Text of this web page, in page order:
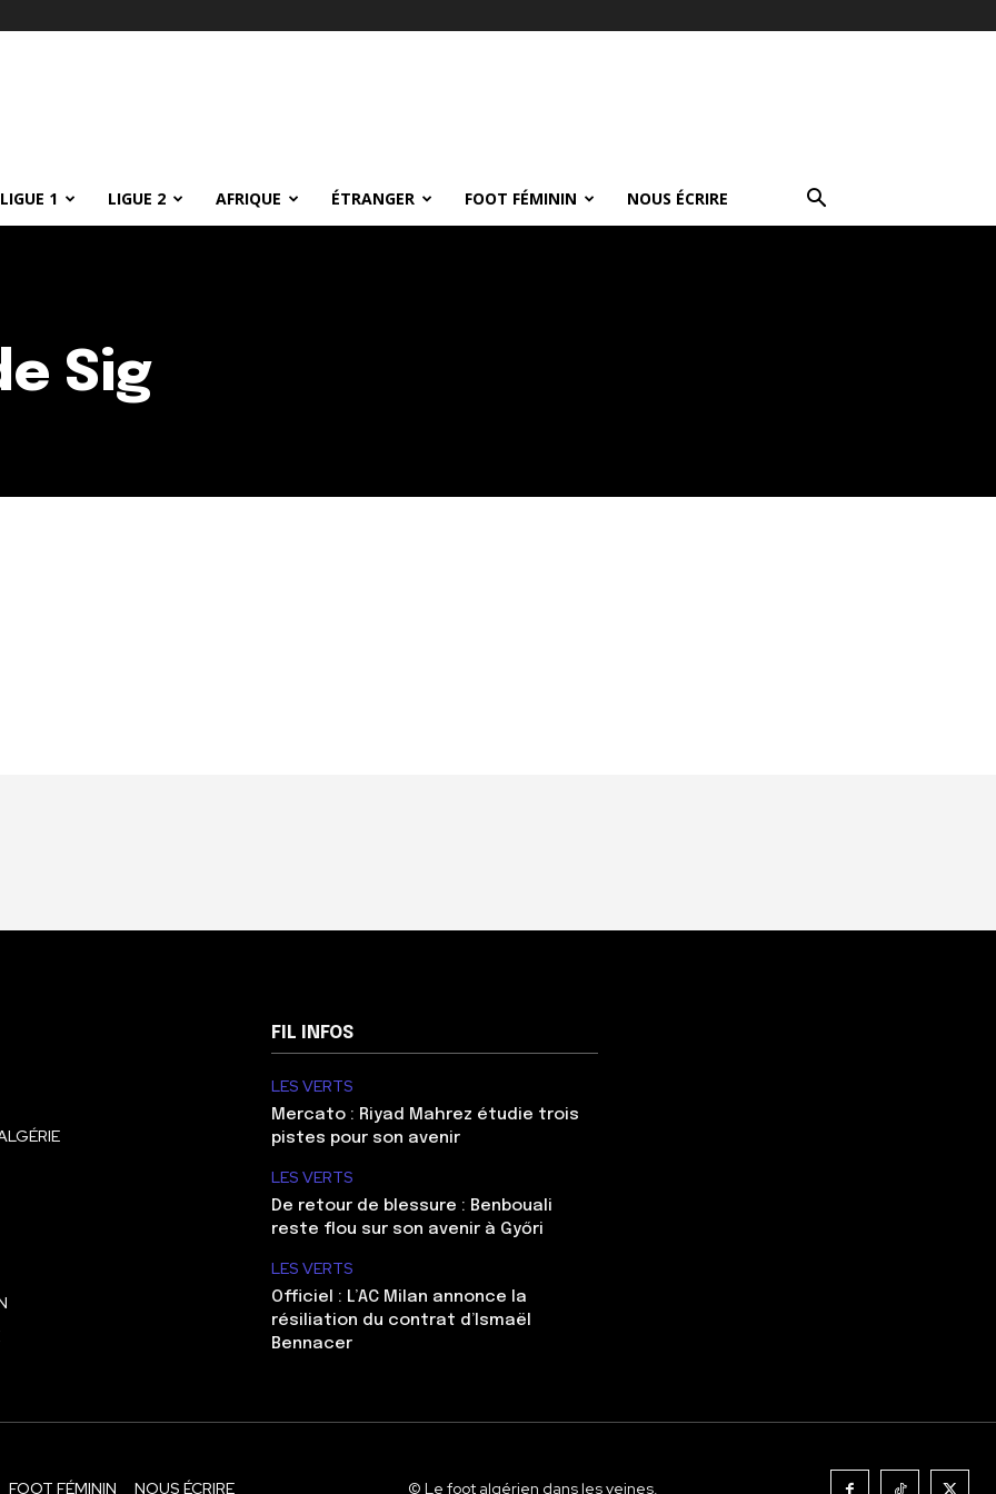
LIGUE 1 LIGUE 2 AFRIQUE ÉTRANGER FOOT FÉMININ NOUS ÉCRIRE
Sig
FIL INFOS
LES VERTS
Mercato : Riyad Mahrez étudie trois
pistes pour son avenir
LES VERTS
De retour de blessure : Benbouali
reste flou sur son avenir à Győri
LES VERTS
Officiel : L’AC Milan annonce la
résiliation du contrat d’Ismaël
Bennacer
FOOT FÉMININ NOUS ÉCRIRE © Le foot algérien dans les veines.